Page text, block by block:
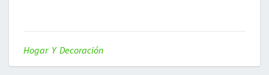
Hogar Y Decoración